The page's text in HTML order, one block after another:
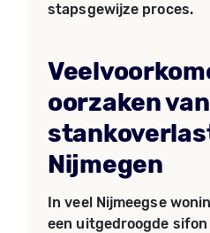
stapsgewijze proces.
oorzaken van
Nijmegen
In veel Nijmeegse
een uitgedroogde